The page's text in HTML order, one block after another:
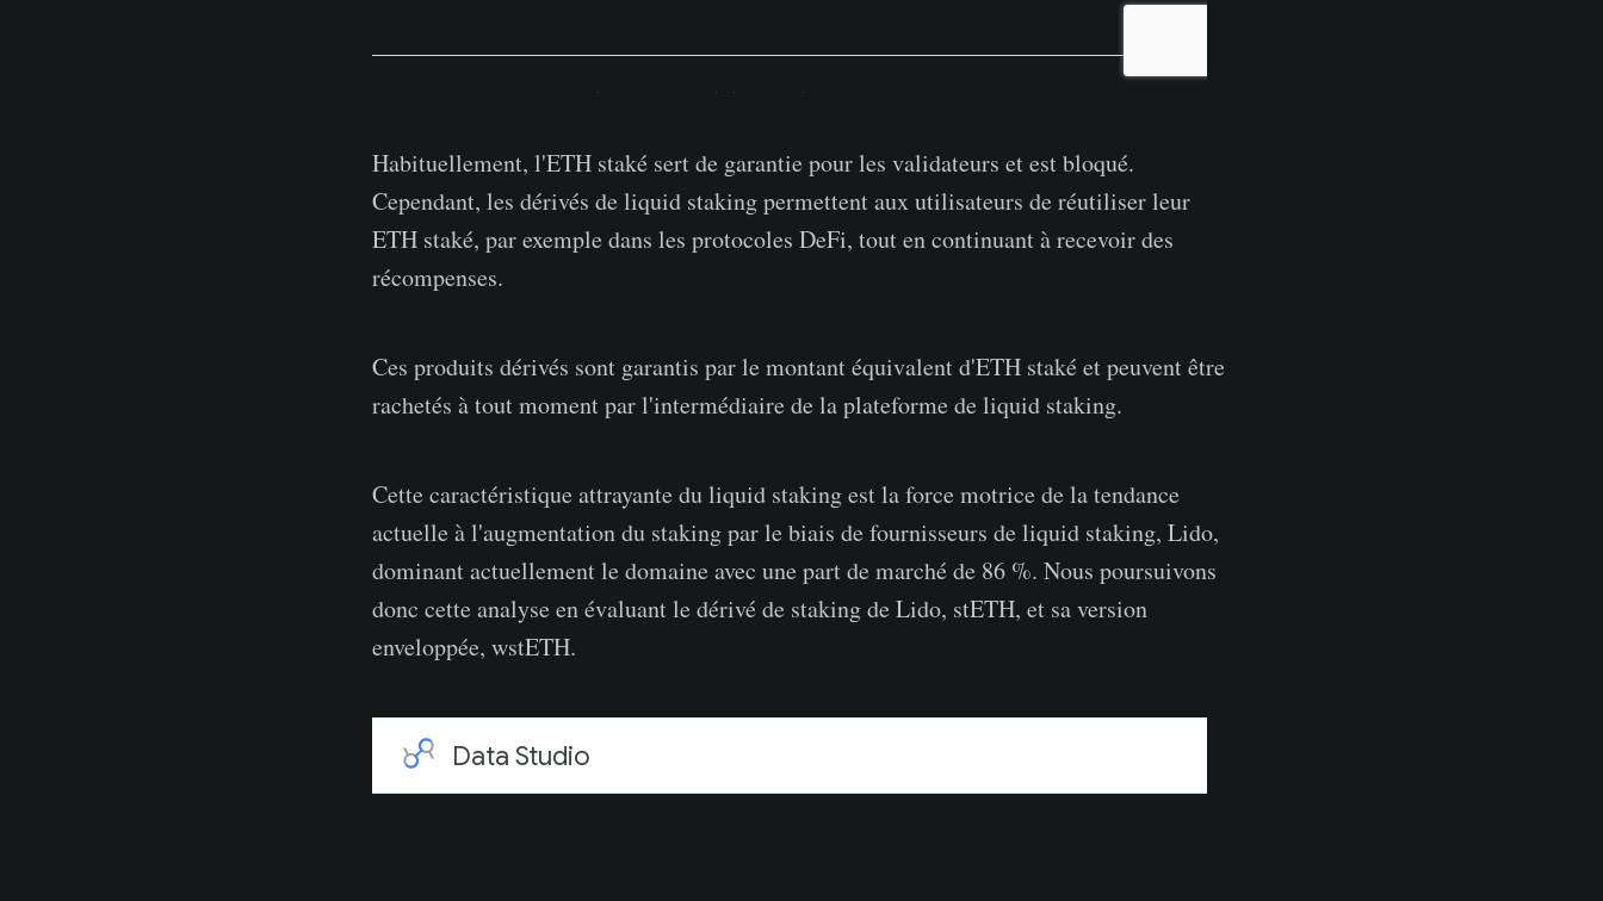
Habituellement, l'ETH staké sert de garantie pour les validateurs et est bloqué.
Cependant, les dérivés de liquid staking permettent aux utilisateurs de réutiliser leur
ETH staké, par exemple dans les protocoles DeFi, tout en continuant à recevoir des
récompenses.
Ces produits dérivés sont garantis par le montant équivalent d'ETH staké et peuvent être
rachetés à tout moment par l'intermédiaire de la plateforme de liquid staking.
Cette caractéristique attrayante du liquid staking est la force motrice de la tendance
actuelle à l'augmentation du staking par le biais de fournisseurs de liquid staking, Lido,
dominant actuellement le domaine avec une part de marché de 86 %. Nous poursuivons
donc cette analyse en évaluant le dérivé de staking de Lido, stETH, et sa version
enveloppée, wstETH.